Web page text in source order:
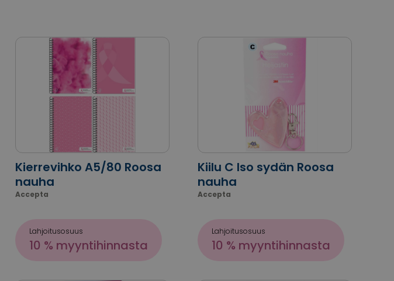
Kierrevihko A5/80 Roosa
nauha
Accepta
Lahjoitusosuus
10 % myyntihinnasta
Kiilu C Iso sydän Roosa
nauha
Accepta
Lahjoitusosuus
10 % myyntihinnasta